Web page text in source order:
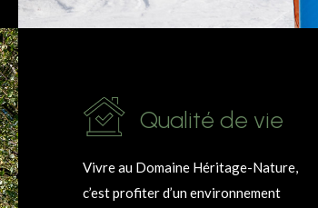
Qualité de vie
Vivre au Domaine Héritage-Nature,
c’est profiter d’un environnement